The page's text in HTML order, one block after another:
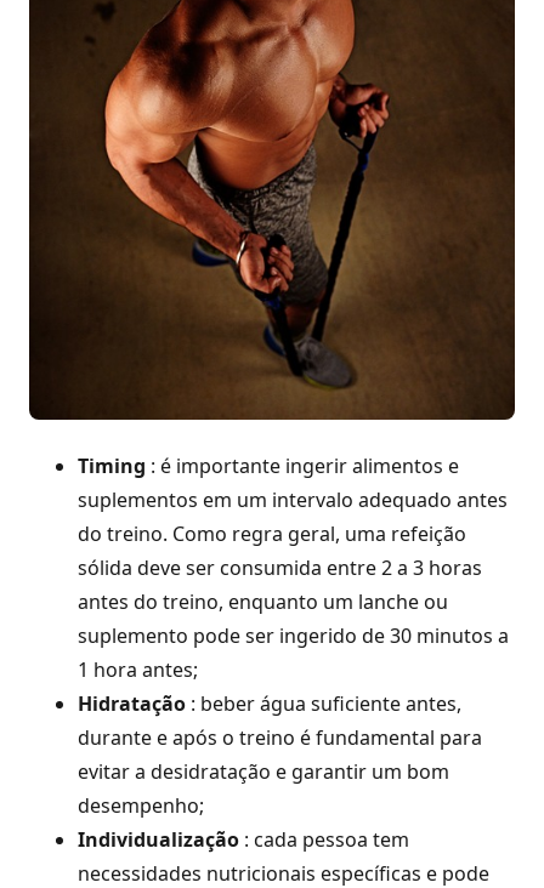
Timing : é importante ingerir alimentos e
suplementos em um intervalo adequado antes
do treino. Como regra geral, uma refeição
sólida deve ser consumida entre 2 a 3 horas
antes do treino, enquanto um lanche ou
suplemento pode ser ingerido de 30 minutos a
1 hora antes;
Hidratação : beber água suficiente antes,
durante e após o treino é fundamental para
evitar a desidratação e garantir um bom
desempenho;
Individualização : cada pessoa tem
necessidades nutricionais específicas e pode